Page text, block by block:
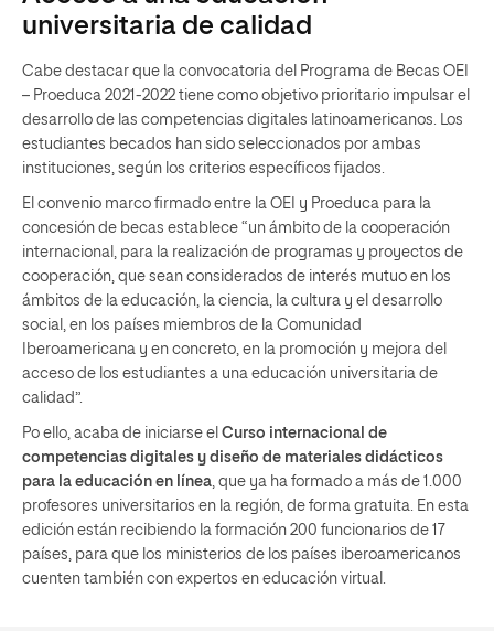
universitaria de calidad
Cabe destacar que la convocatoria del Programa de Becas OEI
– Proeduca 2021-2022 tiene como objetivo prioritario impulsar el
desarrollo de las competencias digitales latinoamericanos. Los
estudiantes becados han sido seleccionados por ambas
instituciones, según los criterios específicos fijados.
El convenio marco firmado entre la OEI y Proeduca para la
concesión de becas establece “un ámbito de la cooperación
internacional, para la realización de programas y proyectos de
cooperación, que sean considerados de interés mutuo en los
ámbitos de la educación, la ciencia, la cultura y el desarrollo
social, en los países miembros de la Comunidad
Iberoamericana y en concreto, en la promoción y mejora del
acceso de los estudiantes a una educación universitaria de
calidad”.
Po ello, acaba de iniciarse el Curso internacional de
competencias digitales y diseño de materiales didácticos
para la educación en línea, que ya ha formado a más de 1.000
profesores universitarios en la región, de forma gratuita. En esta
edición están recibiendo la formación 200 funcionarios de 17
países, para que los ministerios de los países iberoamericanos
cuenten también con expertos en educación virtual.